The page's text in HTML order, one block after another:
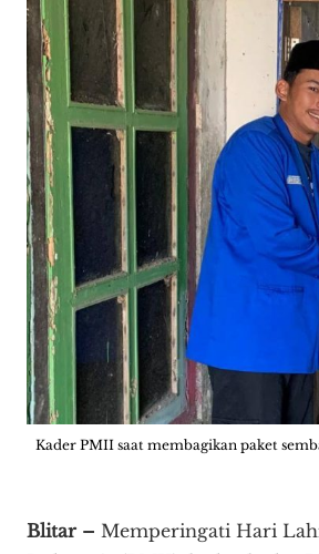
Kader PMII saat membagikan paket
Blitar – Memperingati Hari